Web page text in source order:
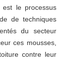
le processus
de techniques
du secteur
ces mousses,
contre leur